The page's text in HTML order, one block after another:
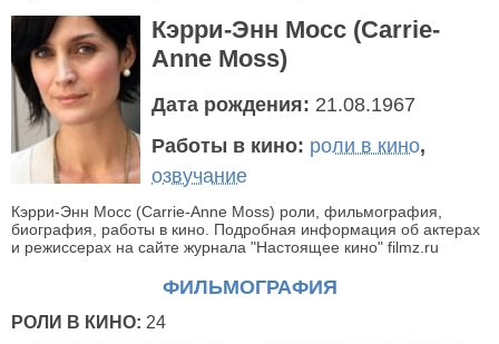
Кэрри-Энн Мосс (Carrie-
Anne Moss)
Дата рождения: 21.08.1967
Работы в кино: роли в кино,
озвучание
Кэрри-Энн Мосс (Carrie-Anne Moss) роли, фильмография,
биография, работы в кино. Подробная информация об актерах
и режиссерах на сайте журнала "Настоящее кино" filmz.ru
ФИЛЬМОГРАФИЯ
РОЛИ В КИНО: 24